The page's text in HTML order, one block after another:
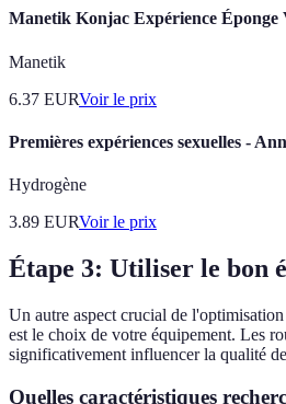
Manetik Konjac Expérience Éponge
Manetik
6.37 EURVoir le prix
Premières expériences sexuelles -
Hydrogène
3.89 EURVoir le prix
Étape 3: Utiliser le bon
Un autre aspect crucial de
est le choix de votre équipement. Les
significativement influencer la qualité
Quelles caractéristiques